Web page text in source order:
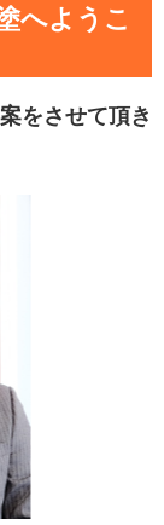
へようこ
をさせて頂き